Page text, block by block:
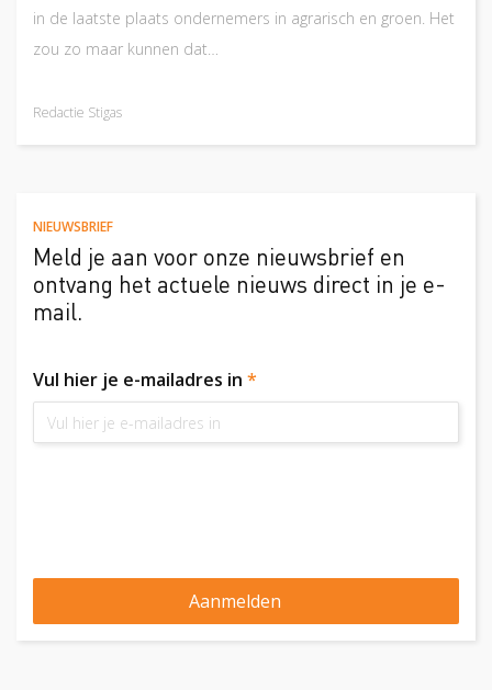
in de laatste plaats ondernemers in agrarisch en groen. Het
zou zo maar kunnen dat…
Redactie Stigas
NIEUWSBRIEF
Meld je aan voor onze nieuwsbrief en
ontvang het actuele nieuws direct in je e-
mail.
Vul hier je e-mailadres in *